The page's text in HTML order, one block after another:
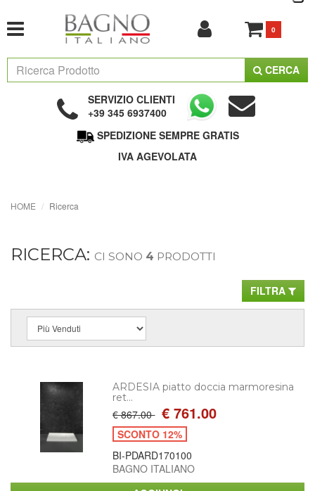
0
CERCA
SERVIZIO CLIENTI
+39 345 6937400
SPEDIZIONE SEMPRE GRATIS
IVA AGEVOLATA
HOME Ricerca
RICERCA: CI SONO 4 PRODOTTI
FILTRA
ARDESIA piatto doccia marmoresina
ret...
€ 867.00 € 761.00
SCONTO 12%
BI-PDARD170100
BAGNO ITALIANO